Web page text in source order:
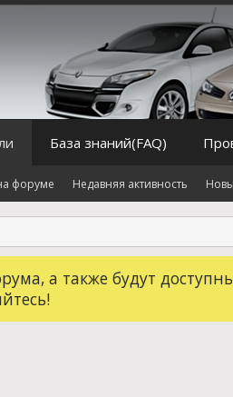
а также будут
форуме Недавняя активность
База знаний(FAQ)